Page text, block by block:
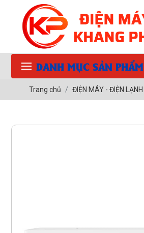
DANH MỤC SẢN PHẨM
Trang chủ ĐIỆN MÁY - ĐIỆN LẠNH